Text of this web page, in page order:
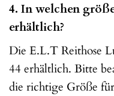
4. In welchen
erhältlich?
Die E.L.T Reithose
44 erhältlich. Bitte
die richtige Größe